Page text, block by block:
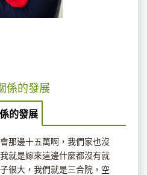
係的發展
的發展
那邊十五萬啊，我們家也沒
就是嫁來這邊什麼都沒有就
很大，我們就是三合院，空